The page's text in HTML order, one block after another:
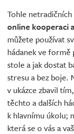
Tohle
online kooperaci
můžete používat
hádanek ve formě
stole a jak dostat
stresu a bez boje.
v ukázce zbavil
těchto a dalších
k hlavnímu úkolu;
která se o vás a